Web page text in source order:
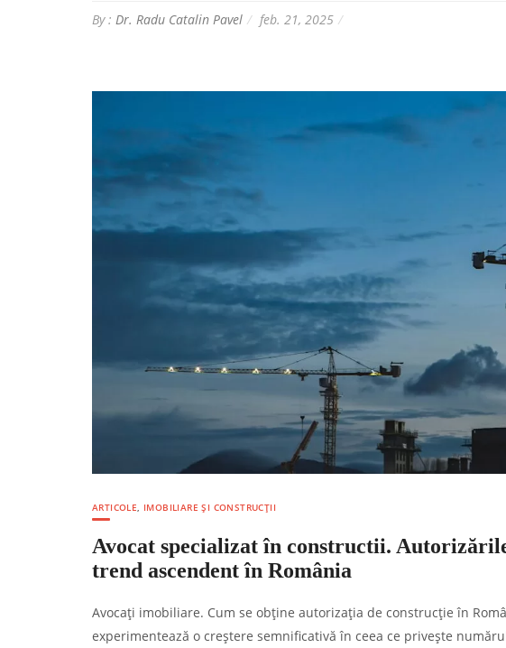
By : Dr. Radu Catalin Pavel feb. 21, 2025
ARTICOLE, IMOBILIARE ȘI CONSTRUCȚII
Avocat specializat în constructii.
trend ascendent în România
Avocați imobiliare. Cum se obține autorizația de construcție în
experimentează o creștere semnificativă în ceea ce privește